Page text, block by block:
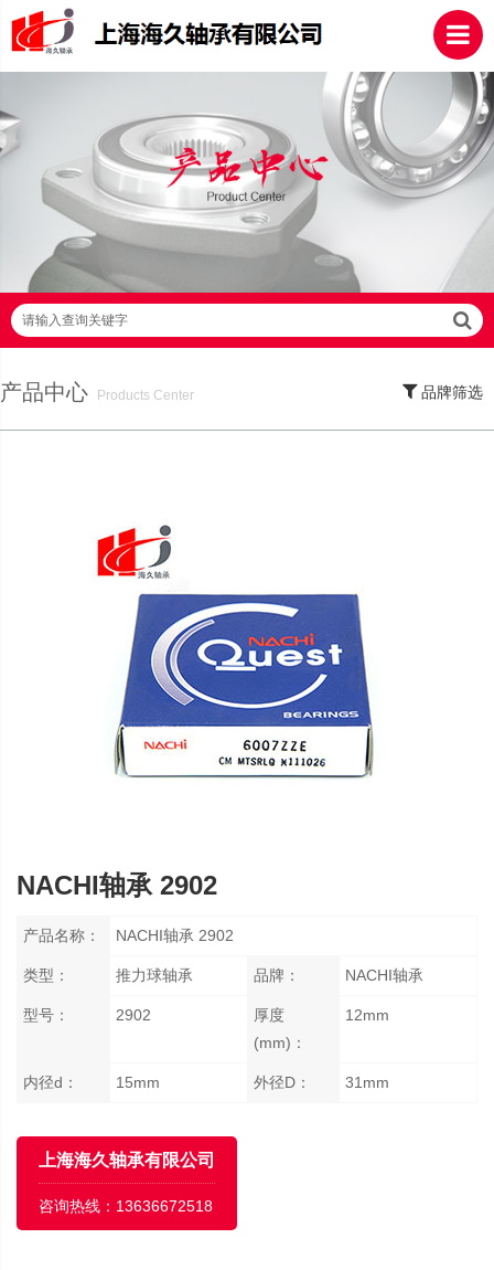
请输入查询关键字
产品中心
Products Center
品牌筛选
NACHI轴承 2902
产品名称： NACHI轴承 2902
类型： 推力球轴承 品牌： NACHI轴承
型号： 2902
厚度
(mm)：
12mm
内径d： 15mm 外径D： 31mm
上海海久轴承有限公司
咨询热线： 13636672518